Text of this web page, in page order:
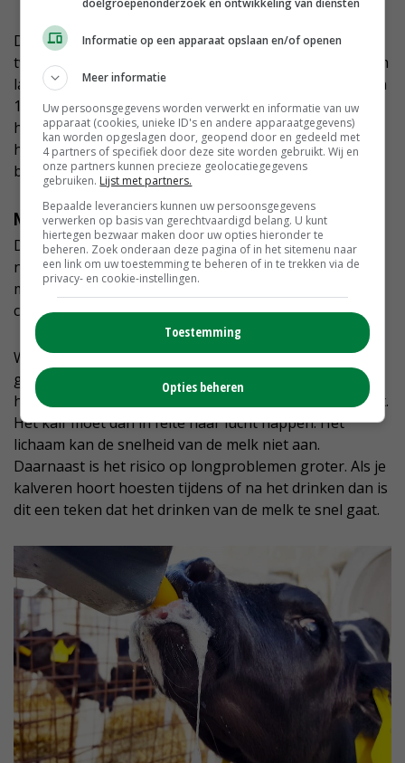
Daarnaast bevat de melk in de lebmaag van een kalf
twee uur na het drinken uit een milkbarspeen 3 mg/gm
lactose, terwijl dit bij het drinken uit een gewone speen
12 mg/gm is. Lactose zijn suikers die het kalf nodig
heeft, maar waar bacteriën ook goed op groeien. Dus
hoe sneller deze door het kalf zijn opgenomen hoe
beter.
Natuurlijk gedrag
De hele gedachte achter de Milkbarspenen is het
nabootsen van de natuur. Als een kalf drinkt bij de koe
moet het kalf ook om de speen van de koe vacuüm
creëren om daar melk uit te krijgen.
Wanneer een kalf dat drinkt, dan weer stopt, dan weer
gaat drinken en dan weer stopt, is dat een teken dat
het kalf te snel en te veel melk in één keer binnenkrijgt.
Het kalf moet dan in feite naar lucht happen. Het
lichaam kan de snelheid van de melk niet aan.
Daarnaast is het risico op longproblemen groter. Als je
kalveren hoort hoesten tijdens of na het drinken dan is
dit een teken dat het drinken van de melk te snel gaat.
doelgroepenonderzoek en ontwikkeling van diensten
Informatie op een apparaat opslaan en/of openen
Meer informatie
Uw persoonsgegevens worden verwerkt en informatie van uw
apparaat (cookies, unieke ID's en andere apparaatgegevens)
kan worden opgeslagen door, geopend door en gedeeld met
4 partners of specifiek door deze site worden gebruikt. Wij en
onze partners kunnen precieze geolocatiegegevens
gebruiken. Lijst met partners.
Bepaalde leveranciers kunnen uw persoonsgegevens
verwerken op basis van gerechtvaardigd belang. U kunt
hiertegen bezwaar maken door uw opties hieronder te
beheren. Zoek onderaan deze pagina of in het sitemenu naar
een link om uw toestemming te beheren of in te trekken via de
privacy- en cookie-instellingen.
Toestemming
Opties beheren